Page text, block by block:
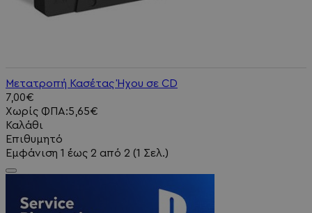
Μετατροπή Κασέτας Ήχου σε CD
7,00€
Χωρίς ΦΠΑ:5,65€
Καλάθι
Επιθυμητό
Εμφάνιση 1 έως 2 από 2 (1 Σελ.)